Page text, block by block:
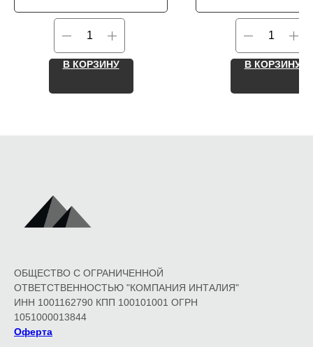
В КОРЗИНУ В КОРЗИНУ
ОБЩЕСТВО С ОГРАНИЧЕННОЙ
ОТВЕТСТВЕННОСТЬЮ "КОМПАНИЯ ИНТАЛИЯ"
ИНН 1001162790 КПП 100101001 ОГРН
1051000013844
Оферта